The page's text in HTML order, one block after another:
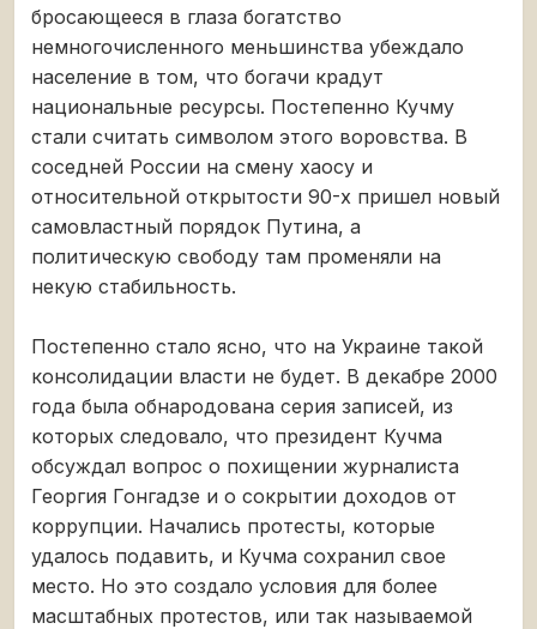
бросающееся в глаза богатство
немногочисленного меньшинства убеждало
население в том, что богачи крадут
национальные ресурсы. Постепенно Кучму
стали считать символом этого воровства. В
соседней России на смену хаосу и
относительной открытости 90-х пришел новый
самовластный порядок Путина, а
политическую свободу там променяли на
некую стабильность.
Постепенно стало ясно, что на Украине такой
консолидации власти не будет. В декабре 2000
года была обнародована серия записей, из
которых следовало, что президент Кучма
обсуждал вопрос о похищении журналиста
Георгия Гонгадзе и о сокрытии доходов от
коррупции. Начались протесты, которые
удалось подавить, и Кучма сохранил свое
место. Но это создало условия для более
масштабных протестов, или так называемой